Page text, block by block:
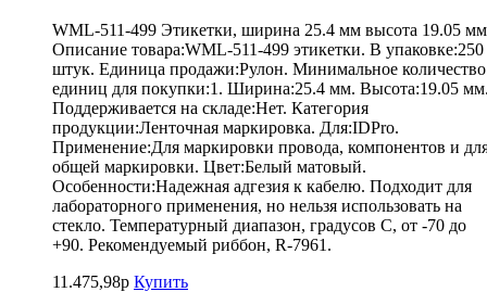
WML-511-499 Этикетки, ширина 25.4 мм высота 19.05
Описание товара:WML-511-499 этикетки. В упаковке:250
штук. Единица продажи:Рулон. Минимальное количество
единиц для покупки:1. Ширина:25.4 мм. Высота:19.05
Поддерживается на складе:Нет. Категория
продукции:Ленточная маркировка. Для:IDPro.
Применение:Для маркировки провода, компонентов и
общей маркировки. Цвет:Белый матовый.
Особенности:Надежная адгезия к кабелю. Подходит для
лабораторного применения, но нельзя использовать на
стекло. Температурный диапазон, градусов С, от -70 до
+90. Рекомендуемый риббон, R-7961.
11.475,98р Купить